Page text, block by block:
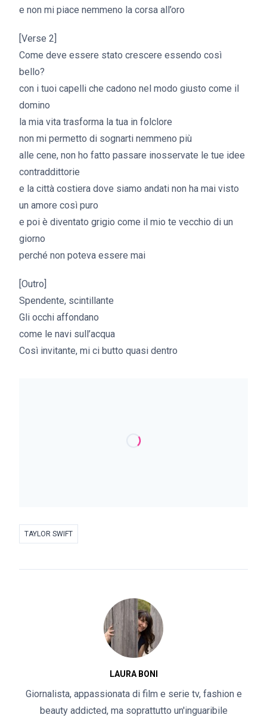
e non mi piace nemmeno la corsa all’oro
[Verse 2]
Come deve essere stato crescere essendo così
bello?
con i tuoi capelli che cadono nel modo giusto come il
domino
la mia vita trasforma la tua in folclore
non mi permetto di sognarti nemmeno più
alle cene, non ho fatto passare inosservate le tue idee
contraddittorie
e la città costiera dove siamo andati non ha mai visto
un amore così puro
e poi è diventato grigio come il mio te vecchio di un
giorno
perché non poteva essere mai
[Outro]
Spendente, scintillante
Gli occhi affondano
come le navi sull’acqua
Così invitante, mi ci butto quasi dentro
TAYLOR SWIFT
LAURA BONI
Giornalista, appassionata di film e serie tv, fashion e
beauty addicted, ma soprattutto un'inguaribile